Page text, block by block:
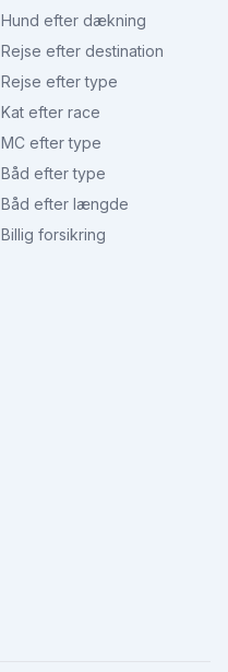
Hund efter dækning
Rejse efter destination
Rejse efter type
Kat efter race
MC efter type
Båd efter type
Båd efter længde
Billig forsikring